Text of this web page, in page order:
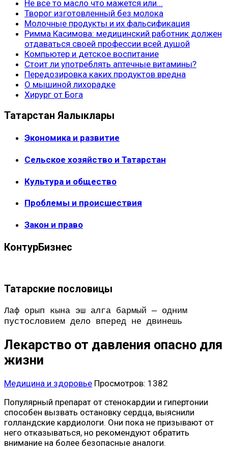
Не все то масло что мажется или...
Творог изготовленный без молока
Молочные продукты и их фальсификация
Римма Касимова: медицинский работник должен
отдаваться своей профессии всей душой
Компьютер и детское воспитание
Стоит ли употреблять аптечные витамины?
Передозировка каких продуктов вредна
О мышиной лихорадке
Хирург от Бога
Татарстан Яңалыклары
Экономика и развитие
Сельское хозяйство и Татарстан
Культура и общество
Проблемы и происшествия
Закон и право
КонтурБизнес
Татарские пословицы
Лаф орып кына эш алга бармый — одним
пустословием дело вперед не двинешь
Лекарство от давления опасно для
жизни
Медицина и здоровье Просмотров: 1382
Популярный препарат от стенокардии и гипертонии
способен вызвать остановку сердца, выяснили
голландские кардиологи. Они пока не призывают от
него отказываться, но рекомендуют обратить
внимание на более безопасные аналоги.